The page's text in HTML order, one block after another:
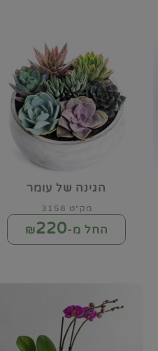
הגינה של עומר
מק"ט 3158
החל מ-₪220